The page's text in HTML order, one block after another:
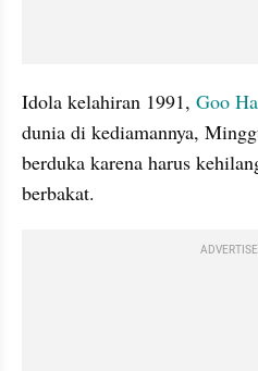
Idola kelahiran 1991, Goo
dunia di kediamannya,
berduka karena harus
berbakat.